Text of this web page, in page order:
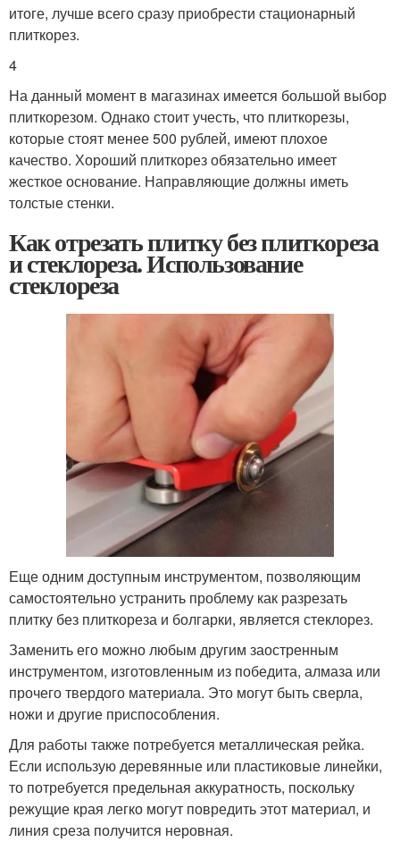
итоге, лучше всего сразу приобрести стационарный
плиткорез.
4
На данный момент в магазинах имеется большой выбор
плиткорезом. Однако стоит учесть, что плиткорезы,
которые стоят менее 500 рублей, имеют плохое
качество. Хороший плиткорез обязательно имеет
жесткое основание. Направляющие должны иметь
толстые стенки.
Как отрезать плитку без плиткореза
и стеклореза. Использование
стеклореза
Еще одним доступным инструментом, позволяющим
самостоятельно устранить проблему как разрезать
плитку без плиткореза и болгарки, является стеклорез.
Заменить его можно любым другим заостренным
инструментом, изготовленным из победита, алмаза или
прочего твердого материала. Это могут быть сверла,
ножи и другие приспособления.
Для работы также потребуется металлическая рейка.
Если использую деревянные или пластиковые линейки,
то потребуется предельная аккуратность, поскольку
режущие края легко могут повредить этот материал, и
линия среза получится неровная.